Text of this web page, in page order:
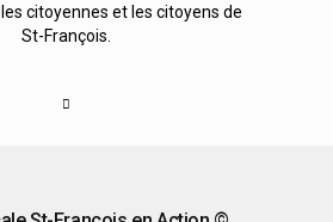
citoyennes et les citoyens de
St-François.